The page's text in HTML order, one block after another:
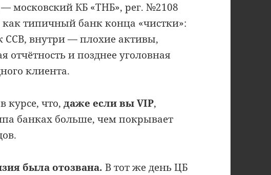
московский КБ «ТНБ», рег. №2108
типичный банк конца «чистки»:
внутри — плохие активы,
отчётность и позднее уголовная
клиента.
курсе, что,даже если вы VIP,
банках больше, чем покрывает
была отозвана. В тот же день ЦБ